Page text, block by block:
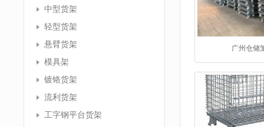
中型货架
轻型货架
悬臂货架
模具架
镀铬货架
流利货架
工字钢平台货架
广州仓储